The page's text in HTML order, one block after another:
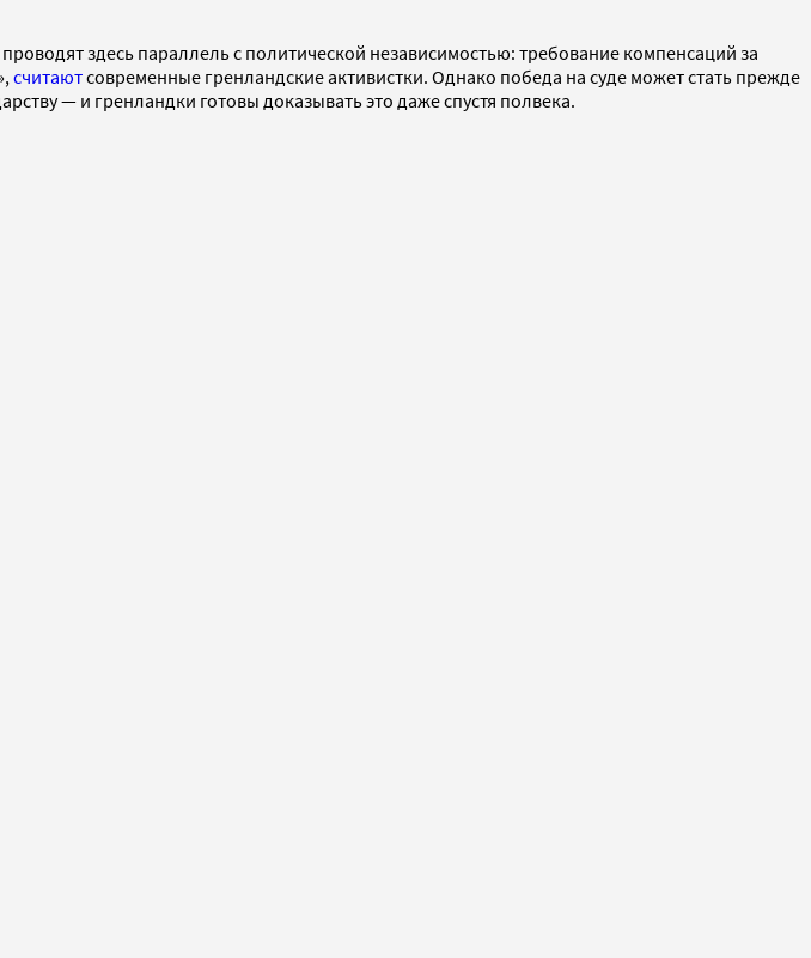
здесь параллель с политической независимостью: требование компенсаций за
считаютсовременные гренландские активистки. Однако победа на суде может стать прежде
— и гренландки готовы доказывать это даже спустя полвека.